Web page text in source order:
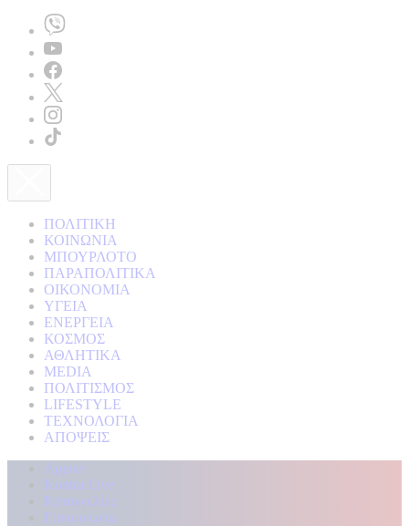
ΠΟΛΙΤΙΚΗ
ΚΟΙΝΩΝΙΑ
ΜΠΟΥΡΛΟΤΟ
ΠΑΡΑΠΟΛΙΤΙΚΑ
ΟΙΚΟΝΟΜΙΑ
ΥΓΕΙΑ
ΕΝΕΡΓΕΙΑ
ΚΟΣΜΟΣ
ΑΘΛΗΤΙΚΑ
MEDIA
ΠΟΛΙΤΙΣΜΟΣ
LIFESTYLE
ΤΕΧΝΟΛΟΓΙΑ
ΑΠΟΨΕΙΣ
Αρχική
Kontra Live
Καταγγελίες
Επικοινωνία